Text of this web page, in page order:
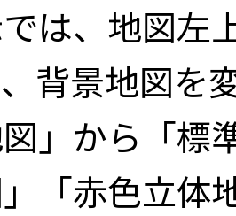
は、地図左
背景地図を
図」から「
「赤色立体